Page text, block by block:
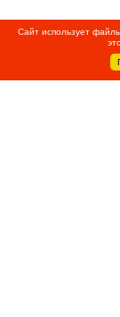
Сайт использует